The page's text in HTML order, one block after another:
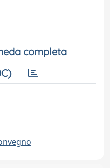
completa